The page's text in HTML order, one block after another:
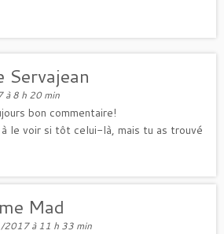
Servajean
8 h 20 min
bon commentaire!
à le voir si tôt celui-là, mais tu as trouvé
Mad
à 11 h 33 min